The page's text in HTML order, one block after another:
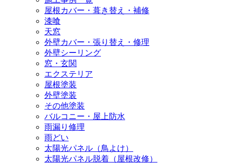
屋根カバー・葺き替え・補修
漆喰
天窓
外壁カバー・張り替え・修理
外壁シーリング
窓・玄関
エクステリア
屋根塗装
外壁塗装
その他塗装
バルコニー・屋上防水
雨漏り修理
雨どい
太陽光パネル（鳥よけ）
太陽光パネル脱着（屋根改修）